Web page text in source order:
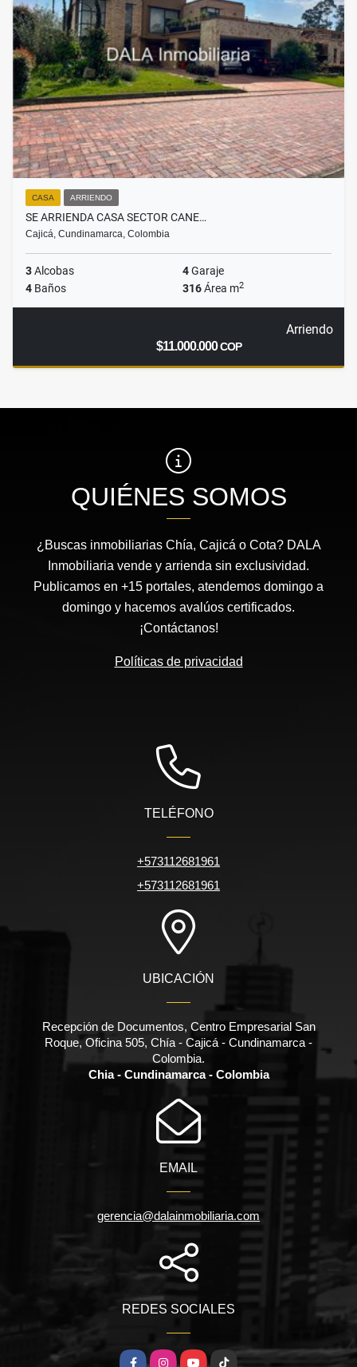
CASA ARRIENDO
SE ARRIENDA CASA SECTOR CANE…
Cajicá, Cundinamarca, Colombia
3Alcobas 4Garaje
4 Baños 316Área m2
Arriendo
$11.000.000COP
QUIÉNES SOMOS
¿Buscas inmobiliarias Chía, Cajicá o Cota? DALA
Inmobiliaria vende y arrienda sin exclusividad.
Publicamos en +15 portales, atendemos domingo a
domingo y hacemos avalúos certificados.
¡Contáctanos!
Políticas de privacidad
TELÉFONO
+573112681961
+573112681961
UBICACIÓN
Recepción de Documentos, Centro Empresarial San
Roque, Oficina 505, Chía - Cajicá - Cundinamarca -
Colombia.
Chia - Cundinamarca - Colombia
EMAIL
gerencia@dalainmobiliaria.com
REDES SOCIALES
FacebookInstagramYouTube
TikTok